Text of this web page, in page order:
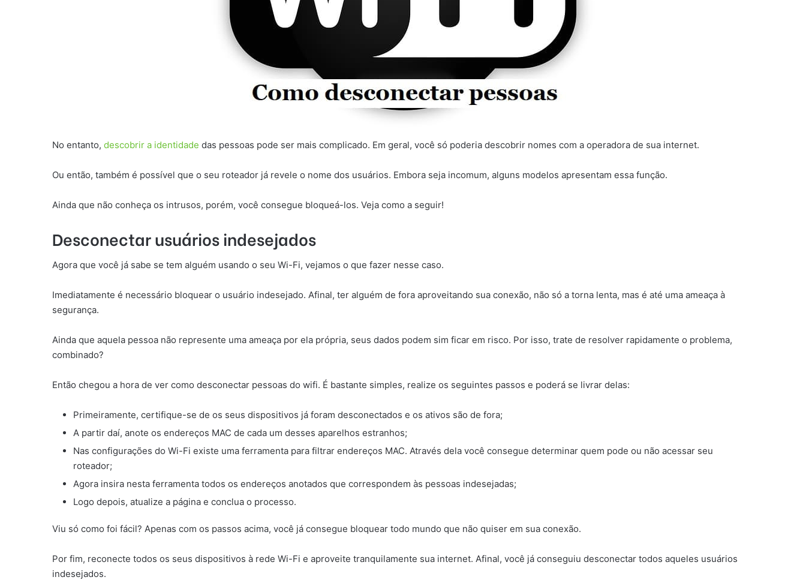
No entanto, descobrir a identidade das pessoas pode ser mais complicado. Em geral, você só poderia descobrir nomes com a operadora de sua internet.
Ou então, também é possível que o seu roteador já revele o nome dos usuários. Embora seja incomum, alguns modelos apresentam essa função.
Ainda que não conheça os intrusos, porém, você consegue bloqueá-los. Veja como a seguir!
Desconectar usuários indesejados
Agora que você já sabe se tem alguém usando o seu Wi-Fi, vejamos o que fazer nesse caso.
Imediatamente é necessário bloquear o usuário indesejado. Afinal, ter alguém de fora aproveitando sua conexão, não só a torna lenta, mas é até uma ameaça à
segurança.
Ainda que aquela pessoa não represente uma ameaça por ela própria, seus dados podem sim ficar em risco. Por isso, trate de resolver rapidamente o problema,
combinado?
Então chegou a hora de ver como desconectar pessoas do wifi. É bastante simples, realize os seguintes passos e poderá se livrar delas:
Primeiramente, certifique-se de os seus dispositivos já foram desconectados e os ativos são de fora;
A partir daí, anote os endereços MAC de cada um desses aparelhos estranhos;
Nas configurações do Wi-Fi existe uma ferramenta para filtrar endereços MAC. Através dela você consegue determinar quem pode ou não acessar seu
roteador;
Agora insira nesta ferramenta todos os endereços anotados que correspondem às pessoas indesejadas;
Logo depois, atualize a página e conclua o processo.
Viu só como foi fácil? Apenas com os passos acima, você já consegue bloquear todo mundo que não quiser em sua conexão.
Por fim, reconecte todos os seus dispositivos à rede Wi-Fi e aproveite tranquilamente sua internet. Afinal, você já conseguiu desconectar todos aqueles usuários
indesejados.